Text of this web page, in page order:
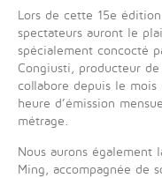
Lors de cette 15e
spectateurs auront le
spécialement concocté
Congiusti, producteur
collabore depuis le
heure d’émission
métrage.
Nous aurons également
Ming, accompagnée de